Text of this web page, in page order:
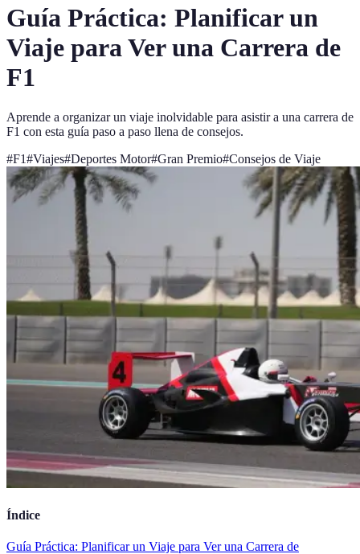
Guía Práctica: Planificar un
Viaje para Ver una Carrera de
F1
Aprende a organizar un viaje inolvidable para asistir a una carrera de
F1 con esta guía paso a paso llena de consejos.
#F1#Viajes#Deportes Motor#Gran Premio#Consejos de Viaje
Índice
Guía Práctica: Planificar un Viaje para Ver una Carrera de